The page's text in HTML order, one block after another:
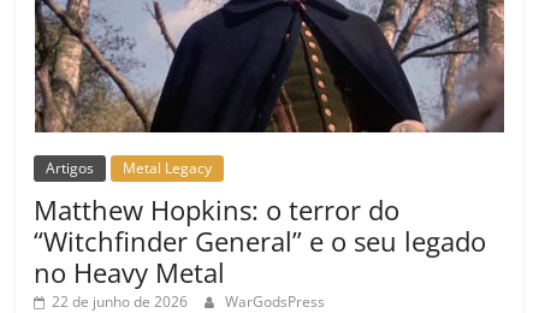
Artigos Metal Legacy
Matthew Hopkins: o terror do
“Witchfinder General” e o seu legado
no Heavy Metal
22 de junho de 2026 WarGodsPress